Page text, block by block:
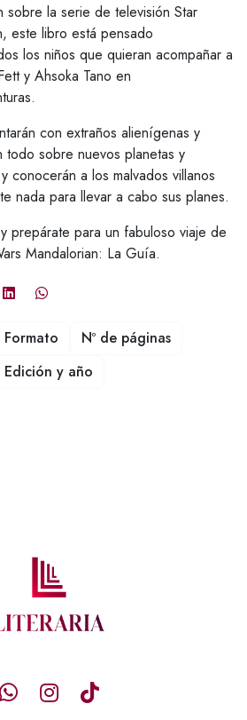
sobre la serie de televisión Star
este libro está pensado
los niños que quieran acompañar a
y Ahsoka Tano en
con extraños alienígenas y
sobre nuevos planetas y
conocerán a los malvados villanos
nada para llevar a cabo sus planes.
prepárate para un fabuloso viaje de
Mandalorian: La Guía.
Formato
Nº de páginas
Edición y año